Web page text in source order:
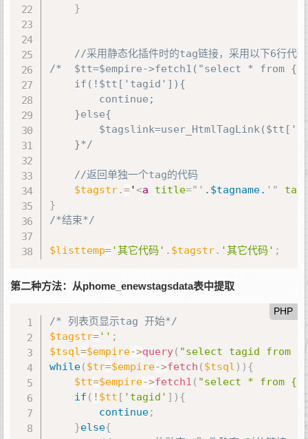
}
//采用静态化插件时的tag链接，采用以下6行代码
/*	$tt=$empire->fetch1("select * from {$dbtbpre}enewstags where tagname='".$tagname."' limit 1");
	}*/
//返回单独一个tag的代码
$tagstr.='<a title=" ' .$tagname. ' "
}
/*结束*/
$listtemp='其它代码' . $tagstr. '其它代码' ;
第二种方法：从phome_enewstagsdata表中提取
PHP
/* 列表页显示tag 开始*/
$tagstr='' ;
$tsql=$empire->query( "select tagid from
while( $tr=$empire->fetch ( $tsql ) ) {
$tt=$empire->fetch1 ( "select * from
if ( ! $tt [ 'tagid' ] ) {
continue;
}else{